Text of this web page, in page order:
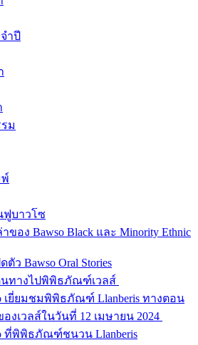
ำปี
ม
ฟูบาวโซ
าของ Bawso Black และ Minority Ethnic
ตัว Bawso Oral Stories
นทางไปพิพิธภัณฑ์เวลส์
เยี่ยมชมพิพิธภัณฑ์ Llanberis ทางตอน
องเวลส์ในวันที่ 12 เมษายน 2024
ที่พิพิธภัณฑ์ชนวน Llanberis